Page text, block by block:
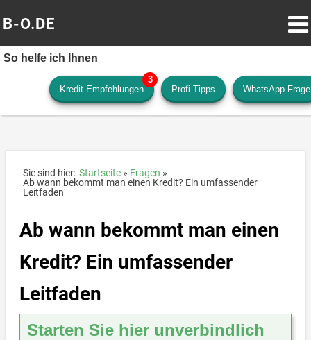
B-O.DE
So helfe ich Ihnen
Kredit Empfehlungen Profi Tipps WhatsApp Frage
Sie sind hier: Startseite
Fragen
Ab wann bekommt man einen Kredit? Ein umfassender
Leitfaden
Ab wann bekommt man einen
Kredit? Ein umfassender
Leitfaden
Starten Sie hier unverbindlich